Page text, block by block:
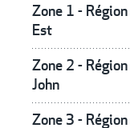
Zone 1 -
Est
Zone 2 -
John
Zone 3 -